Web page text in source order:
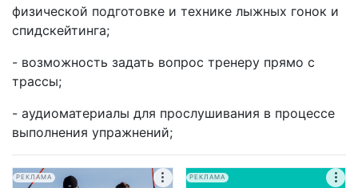
физической подготовке и технике лыжных гонок и
спидскейтинга;
- возможность задать вопрос тренеру прямо с
трассы;
- аудиоматериалы для прослушивания в процессе
выполнения упражнений;
РЕКЛАМА РЕКЛАМА